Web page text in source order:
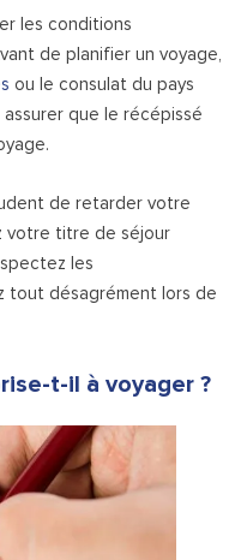
les conditions
de planifier un voyage,
ou le consulat du pays
que le récépissé
de retarder votre
votre titre de séjour
les
tout désagrément lors de
t-il à voyager ?